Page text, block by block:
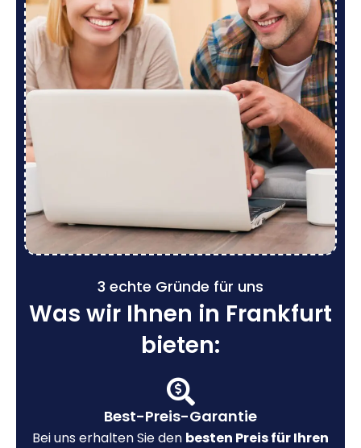
3 echte Gründe für uns
Was wir Ihnen in Frankfurt
bieten:
Best-Preis-Garantie
Bei uns erhalten Sie den besten Preis für Ihren